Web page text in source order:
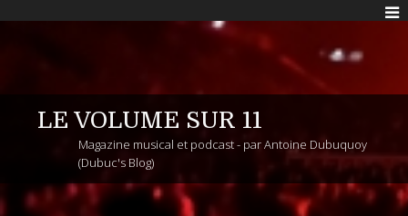
LE VOLUME SUR 11
Magazine musical et podcast - par Antoine Dubuquoy
(Dubuc's Blog)